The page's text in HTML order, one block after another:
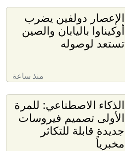
الإعصار دولفين يضرب
أوكيناوا باليابان والصين
تستعد لوصوله
منذ ساعة
الذكاء الاصطناعي: للمرة
الأولى تصميم فيروسات
جديدة قابلة للتكاثر
مخبرياً